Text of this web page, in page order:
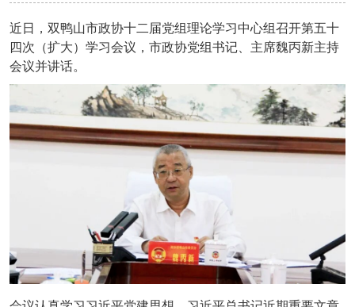
近日，双鸭山市政协十二届党组理论学习中心组召开第五十
四次（扩大）学习会议，市政协党组书记、主席魏丙新主持
会议并讲话。